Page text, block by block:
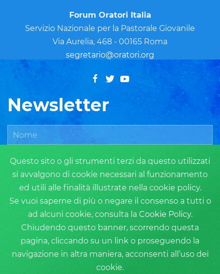
Questo sito o gli strumenti terzi da questo utilizzati
si avvalgono di cookie necessari al funzionamento
ed utili alle finalità illustrate nella cookie policy.
Se vuoi saperne di più o negare il consenso a tutti o
ad alcuni cookie, consulta la Cookie Policy.
Chiudendo questo banner, scorrendo questa
pagina, cliccando su un link o proseguendo la
navigazione in altra maniera, acconsenti all’uso dei
cookie.
Forum Oratori Italia
Servizio Nazionale per la Pastorale Giovanile
Via Aurelia, 468 - 00165 Roma
segretario@oratori.org
Newsletter
ISCRIVITI
Cookie Policy